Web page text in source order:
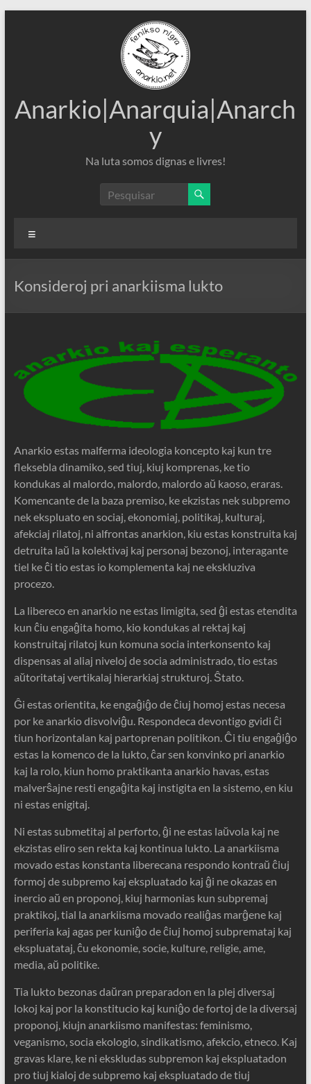
Anarkio|Anarquia|Anarch
y
Na luta somos dignas e livres!
Konsideroj pri anarkiisma lukto
Anarkio estas malferma ideologia koncepto kaj kun tre
fleksebla dinamiko, sed tiuj, kiuj komprenas, ke tio
kondukas al malordo, malordo, malordo aŭ kaoso, eraras.
Komencante de la baza premiso, ke ekzistas nek subpremo
nek ekspluato en sociaj, ekonomiaj, politikaj, kulturaj,
afekciaj rilatoj, ni alfrontas anarkion, kiu estas konstruita kaj
detruita laŭ la kolektivaj kaj personaj bezonoj, interagante
tiel ke ĉi tio estas io komplementa kaj ne ekskluziva
procezo.
La libereco en anarkio ne estas limigita, sed ĝi estas etendita
kun ĉiu engaĝita homo, kio kondukas al rektaj kaj
konstruitaj rilatoj kun komuna socia interkonsento kaj
dispensas al aliaj niveloj de socia administrado, tio estas
aŭtoritataj vertikalaj hierarkiaj strukturoj. Ŝtato.
Ĝi estas orientita, ke engaĝiĝo de ĉiuj homoj estas necesa
por ke anarkio disvolviĝu. Respondeca devontigo gvidi ĉi
tiun horizontalan kaj partoprenan politikon. Ĉi tiu engaĝiĝo
estas la komenco de la lukto, ĉar sen konvinko pri anarkio
kaj la rolo, kiun homo praktikanta anarkio havas, estas
malverŝajne resti engaĝita kaj instigita en la sistemo, en kiu
ni estas enigitaj.
Ni estas submetitaj al perforto, ĝi ne estas laŭvola kaj ne
ekzistas eliro sen rekta kaj kontinua lukto. La anarkiisma
movado estas konstanta liberecana respondo kontraŭ ĉiuj
formoj de subpremo kaj ekspluatado kaj ĝi ne okazas en
inercio aŭ en proponoj, kiuj harmonias kun subpremaj
praktikoj, tial la anarkiisma movado realiĝas marĝene kaj
periferia kaj agas per kuniĝo de ĉiuj homoj subpremataj kaj
ekspluatataj, ĉu ekonomie, socie, kulture, religie, ame,
media, aŭ politike.
Tia lukto bezonas daŭran preparadon en la plej diversaj
lokoj kaj por la konstitucio kaj kuniĝo de fortoj de la diversaj
proponoj, kiujn anarkiismo manifestas: feminismo,
veganismo, socia ekologio, sindikatismo, afekcio, etneco. Kaj
gravas klare, ke ni ekskludas subpremon kaj ekspluatadon
pro tiuj kialoj de subpremo kaj ekspluatado de tiuj